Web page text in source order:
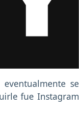
se
fue Instagram